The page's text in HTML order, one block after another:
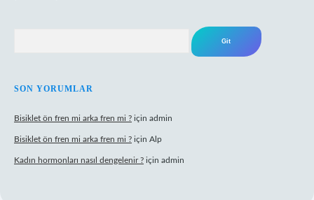
SON YORUMLAR
Bisiklet ön fren mi arka fren mi ? için admin
Bisiklet ön fren mi arka fren mi ? için Alp
Kadın hormonları nasıl dengelenir ? için admin